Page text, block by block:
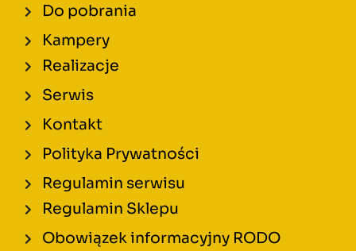
Do pobrania
Kampery
Realizacje
Serwis
Kontakt
Polityka Prywatności
Regulamin serwisu
Regulamin Sklepu
Obowiązek informacyjny RODO